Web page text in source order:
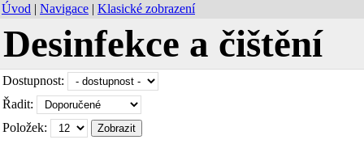
Úvod | Navigace | Klasické zobrazení
Desinfekce a čištění
Dostupnost:
Řadit:
Položek: